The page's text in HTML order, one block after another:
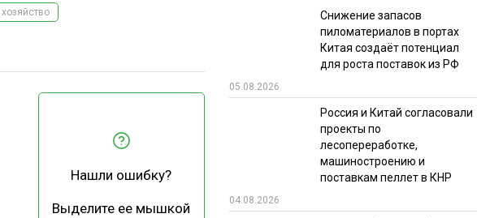
СУШКА ДРЕВЕСИНЫ
Нашли ошибку?
Выделите ее мышкой
Снижение запасов
пиломатериалов в портах
Китая создаёт потенциал
для роста поставок из РФ
05.08.2026
Россия и Китай согласовали
проекты по
лесопереработке,
машиностроению и
поставкам пеллет в КНР
04.08.2026